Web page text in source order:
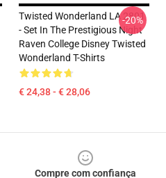
Twisted Wonderland LA 2801
- Set In The Prestigious Night
Raven College Disney Twisted
Wonderland T-Shirts
€ 24,38 - € 28,06
-20%
Compre com confiança